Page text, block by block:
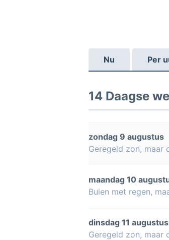
Nu Per
14 Daagse
zondag 9 augustus
Geregeld zon, maar
maandag 10
Buien met regen,
dinsdag 11 augustus
Geregeld zon, maar